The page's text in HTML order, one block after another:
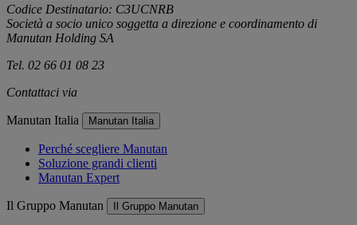
Codice Destinatario: C3UCNRB
Società a socio unico soggetta a direzione e coordinamento di
Manutan Holding SA
Tel. 02 66 01 08 23
Contattaci via
Manutan Italia Manutan Italia
Perché scegliere Manutan
Soluzione grandi clienti
Manutan Expert
Il Gruppo Manutan Il Gruppo Manutan